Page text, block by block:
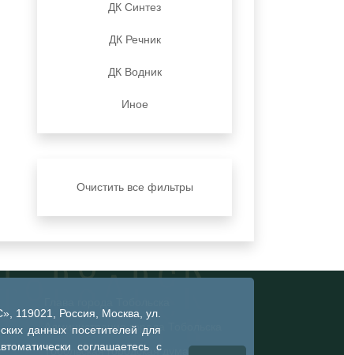
119021, Россия, Москва, ул.
данных посетителей для
соглашаетесь с
ДК Синтез
ДК Речник
ДК Водник
Иное
Очистить все фильтры
Администрация города Тобольска
Тобольская городская дума